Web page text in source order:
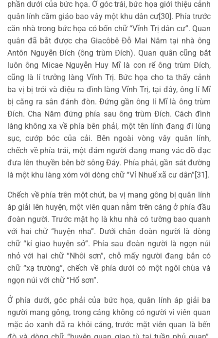
phần dưới của bức họa. Ở góc trái, bức họa giới thiệu cảnh
quân lính cầm giáo bao vây một khu dân cư[30]. Phía trước
căn nhà trong bức họa có bốn chữ “Vĩnh Trị dân cư”. Quan
quân đã bắt được cha Giacôbê Đỗ Mai Năm tại nhà ông
Antôn Nguyễn Đích (ông trùm Đích). Quan quân cũng bắt
luôn ông Micae Nguyễn Huy Mĩ là con rể ông trùm Đích,
cũng là lí trưởng làng Vĩnh Trị. Bức họa cho ta thấy cảnh
ba vị bị trói và điệu ra đình làng Vĩnh Trị, tại đây, ông lí Mĩ
bị căng ra sân đánh đòn. Đứng gần ông lí Mĩ là ông trùm
Đích. Cha Năm đứng phía sau ông trùm Đích. Cách đình
làng không xa về phía bên phải, một tên lính đang đi lùng
sục, cướp bóc của cải. Bên ngoài vòng vây quân lính,
chếch về phía trái, một đám người đang mang vác đồ đạc
đưa lên thuyền bên bờ sông Đáy. Phía phải, gần sát đường
là một khu làng xóm với dòng chữ “Vỉ Nhuế xã cư dân”[31].
Chếch về phía trên một chút, ba vị mang gông bị quân lính
áp giải lên huyện, một viên quan nằm trên cáng ở phía đầu
đoàn người. Trước mặt họ là khu nhà có tường bao quanh
với hai chữ “huyện nha”. Dưới chân đoàn người là dòng
chữ “kí giao huyện sở”. Phía sau đoàn người là ngọn núi
nhỏ với hai chữ “Nhôi sơn”, chỗ mấy người đang bắn có
chữ “xạ trường”, chếch về phía dưới có một ngôi chùa và
ngọn núi với chữ “Hổ sơn”.
Ở phía dưới, góc phải của bức họa, quân lính áp giải ba
người mang gông, trong cáng không có người vì viên quan
mặc áo xanh đã ra khỏi cáng, trước mặt viên quan là bến